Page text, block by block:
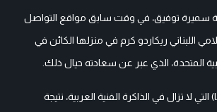
سميرة توفيق، في وقت سابق مواقع التواصل
اللبناني ريكاردو كرم في منزلها الكائن في
المتحدة، الذي عبر عن سعادته حيال ذلك.
اللبنانية (88 عاما) التي لا تزال في الذاكرة الفنية العربية، نتيجة